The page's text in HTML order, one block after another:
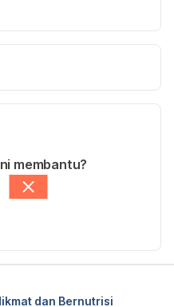
weight gain and
Encyclopedia.
from
from
healthy-
childrens-
Retrieved 24
dr. Damar Upahita
membantu?
dan Bernutrisi